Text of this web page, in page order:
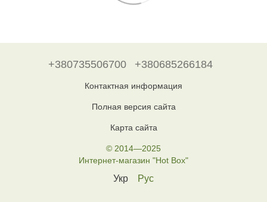
+380735506700 +380685266184
Контактная информация
Полная версия сайта
Карта сайта
© 2014—2025
Интернет-магазин "Hot Box"
Укр Рус